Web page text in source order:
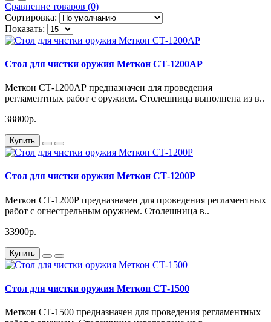
Сравнение товаров (0)
Сортировка:
Показать:
Стол для чистки оружия Меткон СТ-1200AP
Меткон СТ-1200АР предназначен для проведения
регламентных работ с оружием. Столешница выполнена из в..
38800р.
Купить
Стол для чистки оружия Меткон СТ-1200P
Меткон СТ-1200Р предназначен для проведения регламентных
работ с огнестрельным оружием. Столешница в..
33900р.
Купить
Стол для чистки оружия Меткон СТ-1500
Меткон СТ-1500 предназначен для проведения регламентных